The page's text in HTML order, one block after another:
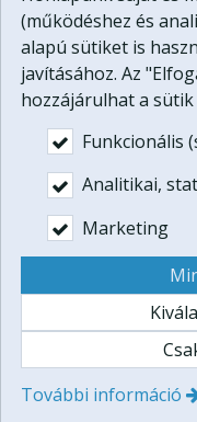
16 km.)
Vendég által
Helyszín:Gödöllői-
meghívottjai,
Lebonyolítás:Egész
A terepjáró
jogosítvány
Ez a program
ajándékutalvány
PDF
Pendrive
(működéshez és
alapú sütiket is
javításához. Az
hozzájárulhat a
Funkcionális
Analitikai,
Marketing
További információ